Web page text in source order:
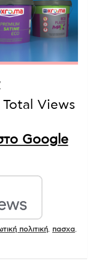
Views
Google
πολιτική πασχα